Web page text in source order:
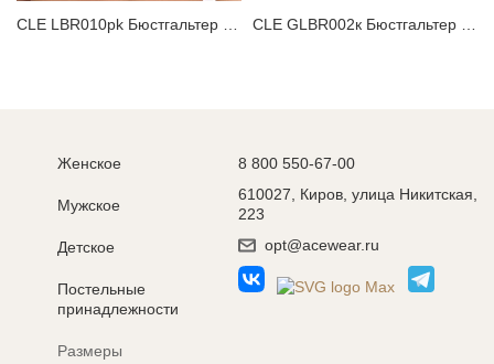
Женское
Мужское
Детское
Постельные
принадлежности
Размеры
8 800 550-67-00
610027, Киров, улица Никитская,
223
opt@acewear.ru